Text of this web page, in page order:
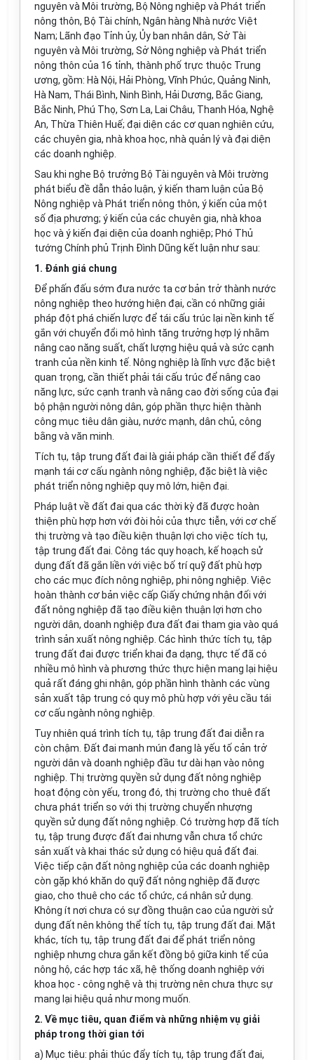
nguyên và Môi trường, Bộ Nông nghiệp và Phát triển
nông thôn, Bộ Tài chính, Ngân hàng Nhà nước Việt
Nam; Lãnh đạo Tỉnh ủy, Ủy ban nhân dân, Sở Tài
nguyên và Môi trường, Sở Nông nghiệp và Phát triển
nông thôn của 16 tỉnh, thành phố trực thuộc Trung
ương, gồm: Hà Nội, Hải Phòng, Vĩnh Phúc, Quảng Ninh,
Hà Nam, Thái Bình, Ninh Bình, Hải Dương, Bắc Giang,
Bắc Ninh, Phú Thọ, Sơn La, Lai Châu, Thanh Hóa, Nghệ
An, Thừa Thiên Huế; đại diện các cơ quan nghiên cứu,
các chuyên gia, nhà khoa học, nhà quản lý và đại diện
các doanh nghiệp.
Sau khi nghe Bộ trưởng Bộ Tài nguyên và Môi trường
phát biểu đề dẫn thảo luận, ý kiến tham luận của Bộ
Nông nghiệp và Phát triển nông thôn, ý kiến của một
số địa phương; ý kiến của các chuyên gia, nhà khoa
học và ý kiến đại diện của doanh nghiệp; Phó Thủ
tướng Chính phủ Trịnh Đình Dũng kết luận như sau:
1. Đánh giá chung
Đểphấn đấu sớm đưa nước ta cơ bản trở thành nước
nông nghiệp theo hướng hiện đại, cần có những giải
pháp đột phá chiến lược để tái cấu trúc lại nền kinh tế
gắn với chuyển đổi mô hình tăng trưởng hợp lýnhằm
nâng cao năng suất, chất lượng hiệu quả và sức cạnh
tranh của nền kinh tế. Nông nghiệp là lĩnh vực đặc biệt
quan trọng, cần thiết phải tái cấu trúc để nâng cao
năng lực, sức cạnh tranh và nâng cao đời sống của đại
bộ phận người nông dân, góp phần thực hiện thành
công mục tiêu dân giàu, nước mạnh, dân chủ, công
bằng và văn minh.
Tích tụ, tập trung đất đai là giải pháp cần thiết để đẩy
mạnh tái cơ cấu ngành nông nghiệp, đặc biệt là việc
phát triển nông nghiệp quy mô l ớn, hiện đại.
Pháp luật về đất đai qua các thời kỳ đã được hoàn
thiện phù hợp hơn với đòi hỏi của thực tiễn, với cơ chế
thị trường và tạo điều kiện thuận lợi cho việc tích tụ,
tập trung đất đai. Công tác quy hoạch, kế hoạch sử
dụng đất đã gắn liền với việc bố trí quỹ đất phù hợp
cho các mục đích nông nghiệp, phi nông nghiệp. Việc
hoàn thành cơ bản việc cấp Giấy chứng nhận đối với
đất nông nghiệp đã tạo điều kiện thuận lợi hơn cho
người dân, doanh nghiệp đưa đất đai tham gia vào quá
trình sản xuất nông nghiệp. Các hình thức tích tụ, tập
trung đất đai được triển khai đa dạng, thực tế đã có
nhiều mô hình và phương thức thực hiện mang lại hiệu
quả rất đáng ghi nhận, góp phần hình thành các vùng
sản xuất tập trung có quy mô phù hợp với yêu cầu tái
cơ cấu ngành nông nghiệp.
Tuy nhiên quá trình tích tụ, tập trung đất đai diễn ra
còn chậm. Đất đai manh mún đang là yếu tố cản trở
người dân và doanh nghiệp đầu tư dài hạn vào nông
nghiệp. Thị trường quyền sử dụng đất nông nghiệp
hoạt động còn yếu, trong đó, thị trường cho thuê đất
chưa phát triển so với thị trường chuyển nhượng
quyền sử dụng đất nông nghiệp Có trường hợp đã tích
tụ, tập trung được đất đai nhưng vẫn chưa tổ chức
sản xuất và khai thác sử dụng có hiệu quả đất đai.
Việc tiếp cận đất nông nghiệp của các doanh nghiệp
còn gặp khó khăn do quỹ đất nông nghiệp đã được
giao, cho thuê cho các tổ chức, cá nhân sử dụng.
Không ít nơi chưa có sự đồng thuận cao của người sử
dụng đất nên không thể tích tụ, tập trung đất đai. Mặt
khác, tích tụ, tập trung đất đai để phát triển nông
nghiệp nhưng chưa gắn kết đồng bộ giữa kinh tế của
nông hộ, các hợp tác xã, hệ thống doanh nghiệp với
khoa học - công nghệ và thị trường nên chưa thực sự
mang lại hiệu quả như mong muốn.
2. Về mục tiêu, quan điểm và những nhiệm vụ giải
pháp trong thời gian tới
a) Mục tiêu: phải thúc đẩy tích tụ, tập trung đất đai,